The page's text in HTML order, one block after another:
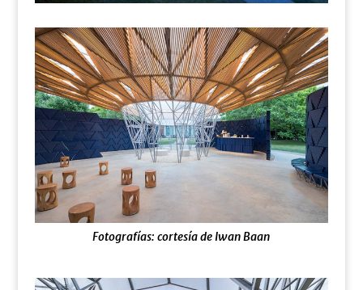
Fotografías: cortesía de Iwan Baan